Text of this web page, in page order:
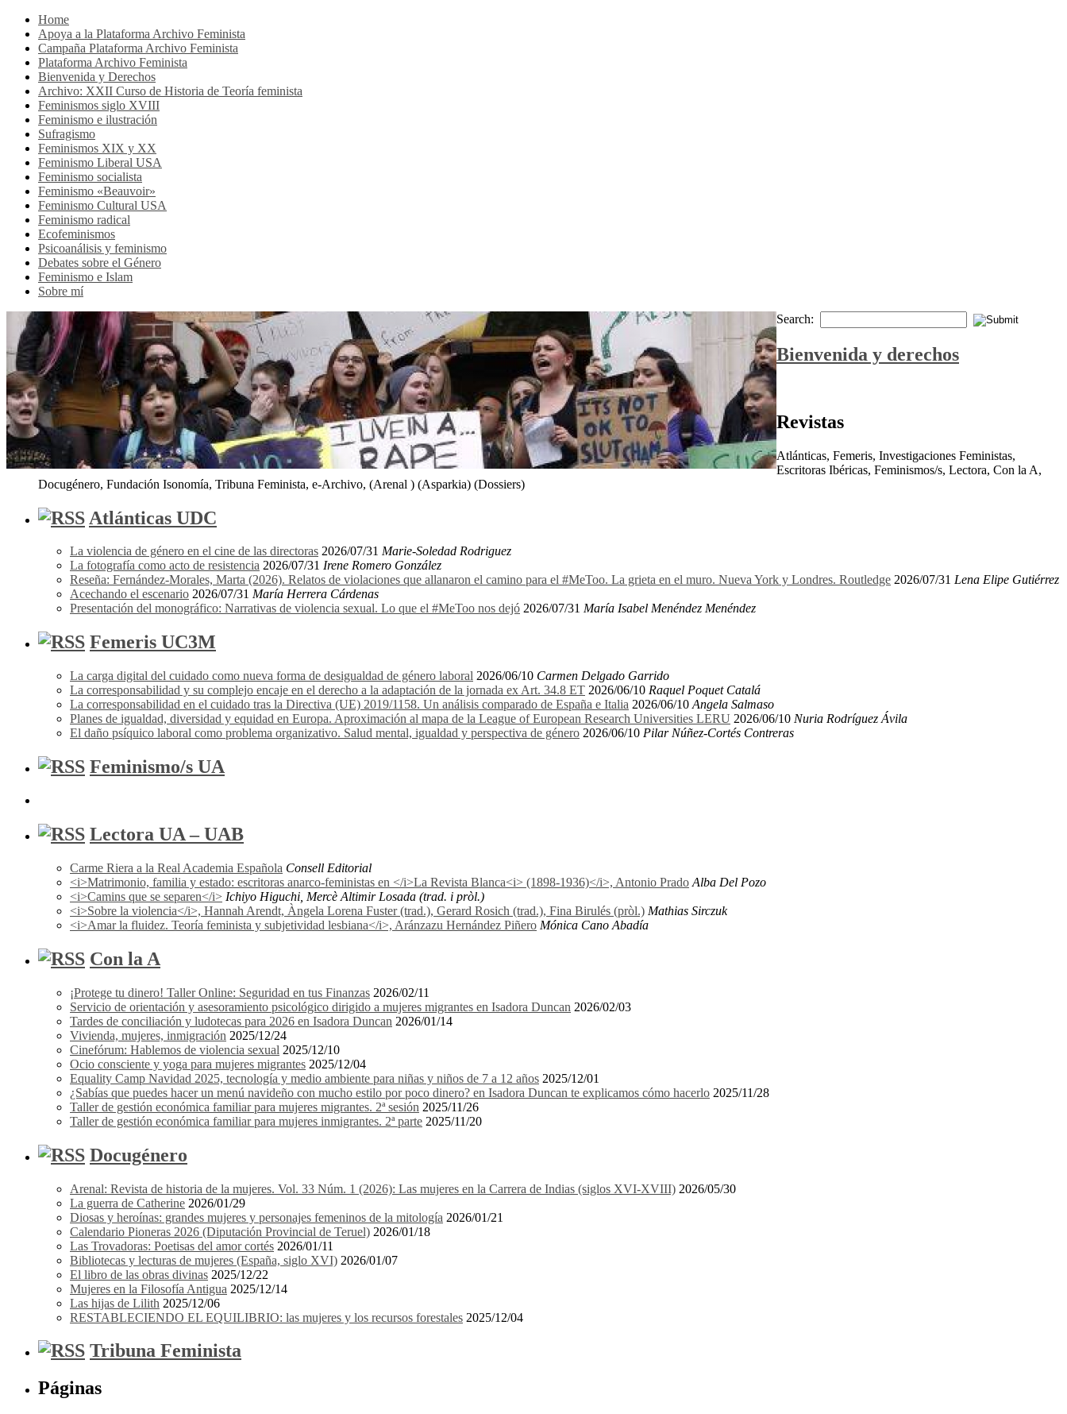
Home
Apoya a la Plataforma Archivo Feminista
Campaña Plataforma Archivo Feminista
Plataforma Archivo Feminista
Bienvenida y Derechos
Archivo: XXII Curso de Historia de Teoría feminista
Feminismos siglo XVIII
Feminismo e ilustración
Sufragismo
Feminismos XIX y XX
Feminismo Liberal USA
Feminismo socialista
Feminismo «Beauvoir»
Feminismo Cultural USA
Feminismo radical
Ecofeminismos
Psicoanálisis y feminismo
Debates sobre el Género
Feminismo e Islam
Sobre mí
Search:
Bienvenida y derechos
Revistas
Atlánticas, Femeris, Investigaciones Feministas,
Escritoras Ibéricas, Feminismos/s, Lectora, Con la A,
Docugénero, Fundación Isonomía, Tribuna Feminista, e-Archivo, (Arenal ) (Asparkia) (Dossiers)
Atlánticas UDC
La violencia de género en el cine de las directoras 2026/07/31 Marie-Soledad Rodriguez
La fotografía como acto de resistencia 2026/07/31 Irene Romero González
Reseña: Fernández-Morales, Marta (2026). Relatos de violaciones que allanaron el camino para el #MeToo. La grieta en el muro. Nueva York y Londres. Routledge 2026/07/31 Lena Elipe Gutiérrez
Acechando el escenario 2026/07/31 María Herrera Cárdenas
Presentación del monográfico: Narrativas de violencia sexual. Lo que el #MeToo nos dejó 2026/07/31 María Isabel Menéndez Menéndez
Femeris UC3M
La carga digital del cuidado como nueva forma de desigualdad de género laboral 2026/06/10 Carmen Delgado Garrido
La corresponsabilidad y su complejo encaje en el derecho a la adaptación de la jornada ex Art. 34.8 ET 2026/06/10 Raquel Poquet Catalá
La corresponsabilidad en el cuidado tras la Directiva (UE) 2019/1158. Un análisis comparado de España e Italia 2026/06/10 Angela Salmaso
Planes de igualdad, diversidad y equidad en Europa. Aproximación al mapa de la League of European Research Universities LERU 2026/06/10 Nuria Rodríguez Ávila
El daño psíquico laboral como problema organizativo. Salud mental, igualdad y perspectiva de género 2026/06/10 Pilar Núñez-Cortés Contreras
Feminismo/s UA
Lectora UA – UAB
Carme Riera a la Real Academia Española Consell Editorial
<i>Matrimonio, familia y estado: escritoras anarco-feministas en </i>La Revista Blanca<i> (1898-1936)</i>, Antonio Prado Alba Del Pozo
<i>Camins que se separen</i> Ichiyo Higuchi, Mercè Altimir Losada (trad. i pròl.)
<i>Sobre la violencia</i>, Hannah Arendt, Àngela Lorena Fuster (trad.), Gerard Rosich (trad.), Fina Birulés (pròl.) Mathias Sirczuk
<i>Amar la fluidez. Teoría feminista y subjetividad lesbiana</i>, Aránzazu Hernández Piñero Mónica Cano Abadía
Con la A
¡Protege tu dinero! Taller Online: Seguridad en tus Finanzas 2026/02/11
Servicio de orientación y asesoramiento psicológico dirigido a mujeres migrantes en Isadora Duncan 2026/02/03
Tardes de conciliación y ludotecas para 2026 en Isadora Duncan 2026/01/14
Vivienda, mujeres, inmigración 2025/12/24
Cinefórum: Hablemos de violencia sexual 2025/12/10
Ocio consciente y yoga para mujeres migrantes 2025/12/04
Equality Camp Navidad 2025, tecnología y medio ambiente para niñas y niños de 7 a 12 años 2025/12/01
¿Sabías que puedes hacer un menú navideño con mucho estilo por poco dinero? en Isadora Duncan te explicamos cómo hacerlo 2025/11/28
Taller de gestión económica familiar para mujeres migrantes. 2ª sesión 2025/11/26
Taller de gestión económica familiar para mujeres inmigrantes. 2ª parte 2025/11/20
Docugénero
Arenal: Revista de historia de la mujeres. Vol. 33 Núm. 1 (2026): Las mujeres en la Carrera de Indias (siglos XVI-XVIII) 2026/05/30
La guerra de Catherine 2026/01/29
Diosas y heroínas: grandes mujeres y personajes femeninos de la mitología 2026/01/21
Calendario Pioneras 2026 (Diputación Provincial de Teruel) 2026/01/18
Las Trovadoras: Poetisas del amor cortés 2026/01/11
Bibliotecas y lecturas de mujeres (España, siglo XVI) 2026/01/07
El libro de las obras divinas 2025/12/22
Mujeres en la Filosofía Antigua 2025/12/14
Las hijas de Lilith 2025/12/06
RESTABLECIENDO EL EQUILIBRIO: las mujeres y los recursos forestales 2025/12/04
Tribuna Feminista
Páginas